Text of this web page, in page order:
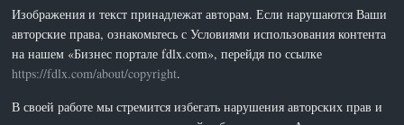
Изображения и текст принадлежат авторам. Если нарушаются Ваши
авторские права, ознакомьтесь с Условиями использования контента
на нашем «Бизнес портале fdlx.com», перейдя по ссылке
https://fdlx.com/about/copyright.
В своей работе мы стремится избегать нарушения авторских прав и